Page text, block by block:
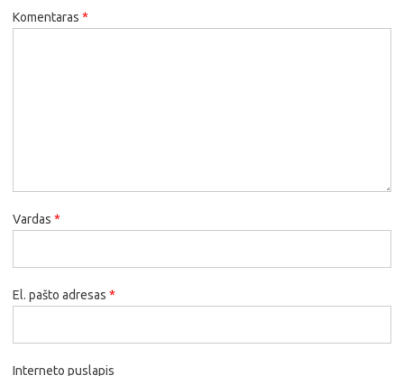
Komentaras *
Vardas *
El. pašto adresas *
Interneto puslapis